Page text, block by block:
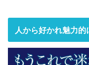
人から好かれ魅力